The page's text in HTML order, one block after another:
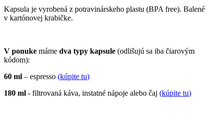
Kapsula je vyrobená z potravinárskeho plastu (BPA free). Balené
v kartónovej krabičke.
V ponuke máme dva typy kapsule (odlišujú sa iba čiarovým
kódom):
60 ml – espresso (kúpite tu)
180 ml - filtrovaná káva, instatné nápoje alebo čaj (kúpite tu)